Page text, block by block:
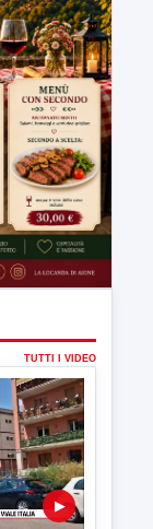
TUTTI I VIDEO
▶